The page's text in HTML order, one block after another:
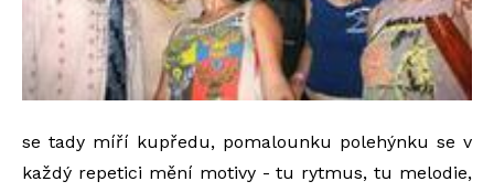
se tady míří kupředu, pomalounku polehýnku se v
každý repetici mění motivy - tu rytmus, tu melodie,